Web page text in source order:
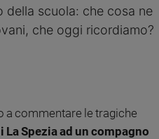
della scuola: che cosa ne
che oggi ricordiamo?
a commentare le tragiche
La Spezia ad un compagno